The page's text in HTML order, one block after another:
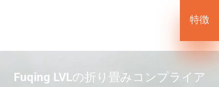
特徴
Fuqing LVLの折り畳みコンプライア